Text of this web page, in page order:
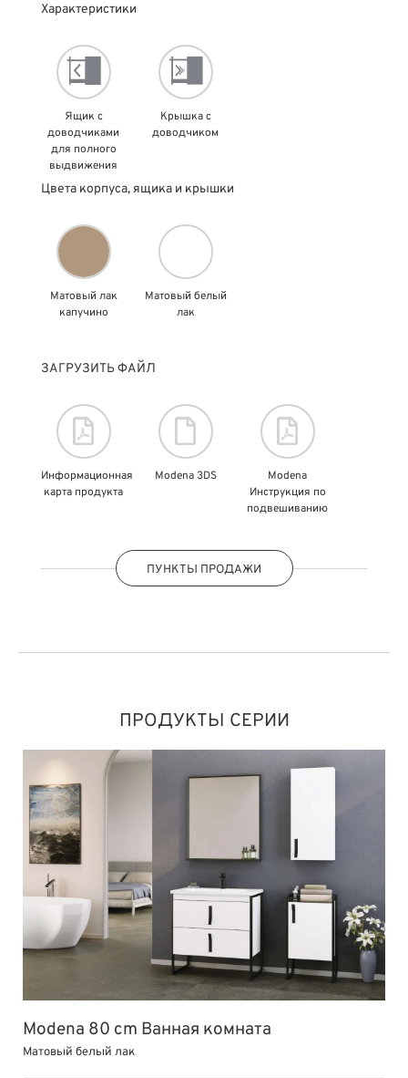
Характеристики
Ящик с
доводчиками
для полного
выдвижения
Крышка с
доводчиком
Цвета корпуса, ящика и крышки
Матовый лак
капучино
Матовый белый
лак
ЗАГРУЗИТЬ ФАЙЛ
Информационная
карта продукта
Modena 3DS
Modena
Инструкция по
подвешиванию
ПУНКТЫ ПРОДАЖИ
ПРОДУКТЫ СЕРИИ
Modena 80 cm Ванная комната
Матовый белый лак